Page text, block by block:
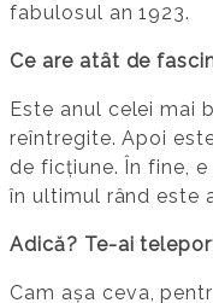
fabulosul an 1923.
Ce are atât de
Este anul celei mai
reîntregite. Apoi
de ficțiune. În fine,
în ultimul rând este
Adică? Te-ai
Cam așa ceva,